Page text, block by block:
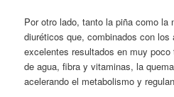
Por otro lado, tanto la piña como la
diuréticos que, combinados con los
excelentes resultados en muy
de agua, fibra y vitaminas, la
acelerando el metabolismo y